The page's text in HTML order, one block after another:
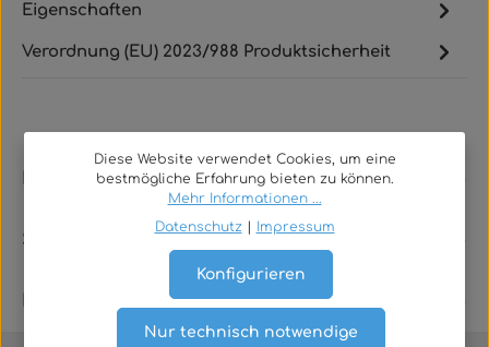
Eigenschaften
Verordnung (EU) 2023/988 Produktsicherheit
Rechtliches
Service
Diese Website verwendet Cookies, um eine
bestmögliche Erfahrung bieten zu können.
Mehr Informationen ...
Datenschutz
Impressum
Nur technisch notwendige
Konfigurieren